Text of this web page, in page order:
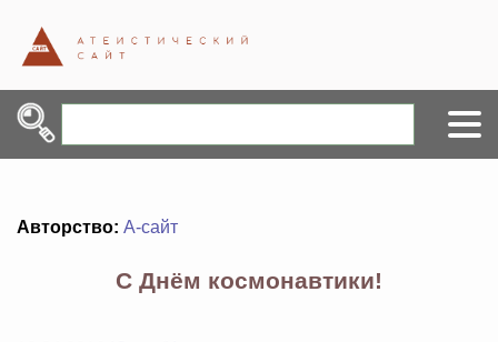
Авторство: А-сайт
С Днём космонавтики!